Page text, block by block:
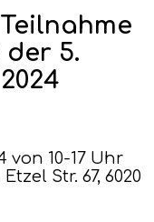
5.
von 10-17 Uhr
Str. 67, 6020